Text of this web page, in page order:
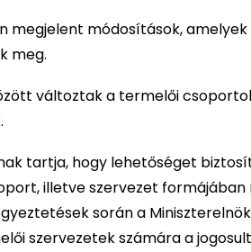
megjelent módosítások,
meg.
változtak a termelői
tartja, hogy lehetőséget
illetve szervezet formájában
során a
szervezetek számára a